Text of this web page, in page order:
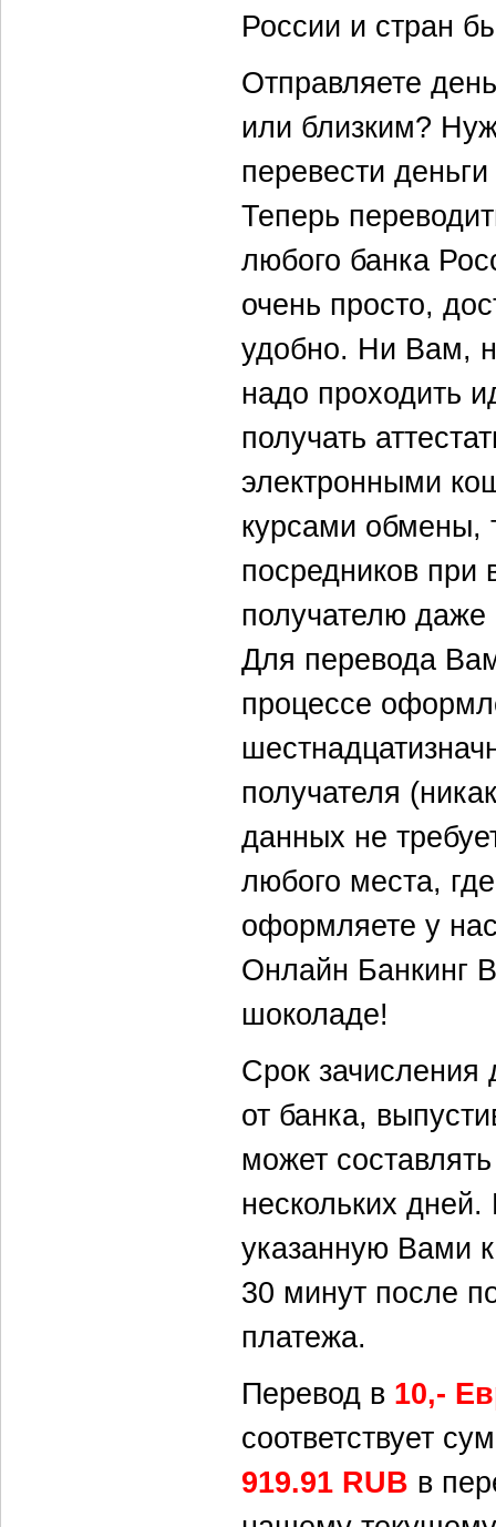
России и стран
Отправляете
или близким?
перевести
Теперь
любого банка
очень просто,
удобно. Ни Вам,
надо проходить
получать
электронными
курсами обмены,
посредников
получателю даже
Для перевода
процессе
получателя
данных не
любого места,
оформляете у
Онлайн Банкинг
шоколаде!
Срок зачисления
от банка,
может
нескольких
указанную Вами
30 минут после
платежа.
Перевод в 10,-
соответствует
919.91 RUB в